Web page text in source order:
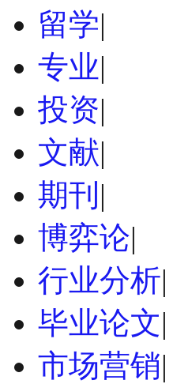
留学|
专业|
投资|
文献|
期刊 |
博弈论|
行业分析|
毕业论文|
市场营销|